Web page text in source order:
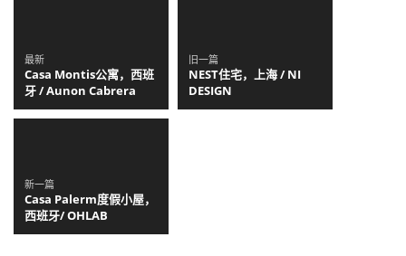
最新
Casa Montis公寓，西班
牙 / Aunon Cabrera
旧一篇
NEST住宅，上海 / NI
DESIGN
新一篇
Casa Palerm度假小屋，
西班牙/ OHLAB